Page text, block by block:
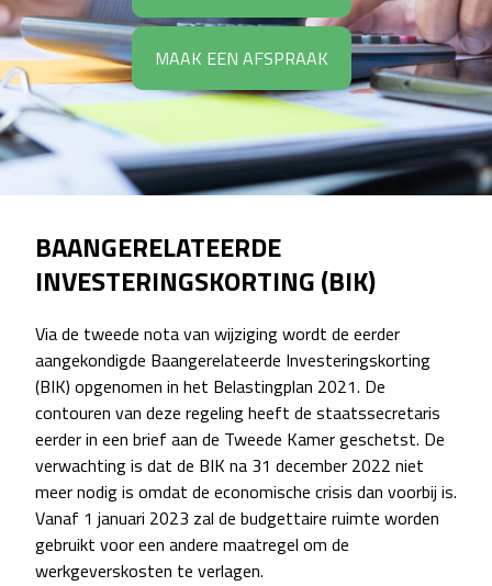
MAAK EEN AFSPRAAK
BAANGERELATEERDE
INVESTERINGSKORTING (BIK)
Via de tweede nota van wijziging wordt de eerder
aangekondigde Baangerelateerde Investeringskorting
(BIK) opgenomen in het Belastingplan 2021. De
contouren van deze regeling heeft de staatssecretaris
eerder in een brief aan de Tweede Kamer geschetst. De
verwachting is dat de BIK na 31 december 2022 niet
meer nodig is omdat de economische crisis dan voorbij is.
Vanaf 1 januari 2023 zal de budgettaire ruimte worden
gebruikt voor een andere maatregel om de
werkgeverskosten te verlagen.